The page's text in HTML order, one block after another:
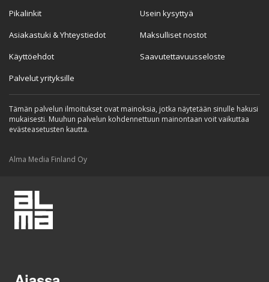
Pikalinkit
Asiakastuki & Yhteystiedot
Käyttöehdot
Palvelut yrityksille
Usein kysyttyä
Maksulliset nostot
Saavutettavuusseloste
Tämän palvelun ilmoitukset ovat mainoksia, jotka näytetään sinulle hakusi
mukaisesti. Muuhun palvelun kohdennettuun mainontaan voit vaikuttaa
evästeasetusten kautta.
Alma Media Finland Oy